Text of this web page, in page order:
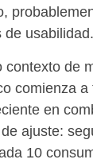
de usabilidad.
contexto de
comienza a
en
ajuste:
10